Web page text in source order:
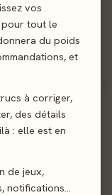
vos
tout le
du poids
et
à corriger,
des détails
: elle est en
de jeux,
notifications…
5 phases
une carte du
Défausser les
Si, lors de la
alors vous
le jeu continue
s'arrête
dans la main
5 nouvelles